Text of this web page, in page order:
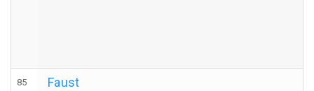
85 Faust